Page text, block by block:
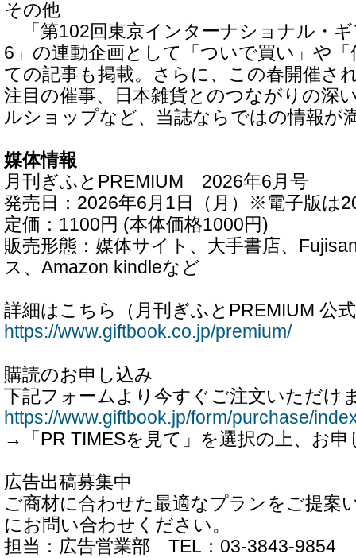
その他
「第102回東京インターナショナル・
6」の連動企画として「ついで買い」や
ての記事も掲載。さらに、この春開催さ
注目の催事、日本雑貨とのつながりの深
ルショップなど、当誌ならではの情報が
媒体情報
月刊ぎふとPREMIUM 2026年6月号
発売日：2026年6月1日（月）※電子版は
定価：1100円 (本体価格1000円)
販売形態：媒体サイト、大手書店、
ス、Amazon kindleなど
詳細はこちら（月刊ぎふとPREMIUM 公
https://www.giftbook.co.jp/premium/
購読のお申し込み
下記フォームより今すぐご注文いただけ
https://www.giftbook.jp/form/purchase/
→「PR TIMESを見て」を選択の上、お
広告出稿募集中
ご商材に合わせた最適なプランをご提案
にお問い合わせください。
担当：広告営業部 TEL：03-3843-9854